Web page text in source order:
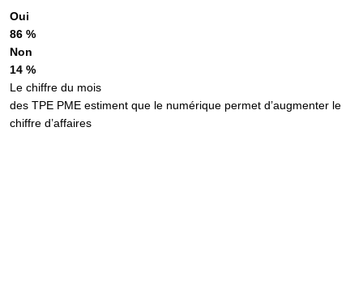
Oui
86 %
Non
14 %
Le chiffre du mois
des TPE PME estiment que le numérique permet d’augmenter le
chiffre d’affaires